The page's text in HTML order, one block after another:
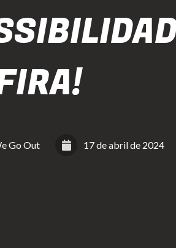
Go Out 17 de abril de 2024